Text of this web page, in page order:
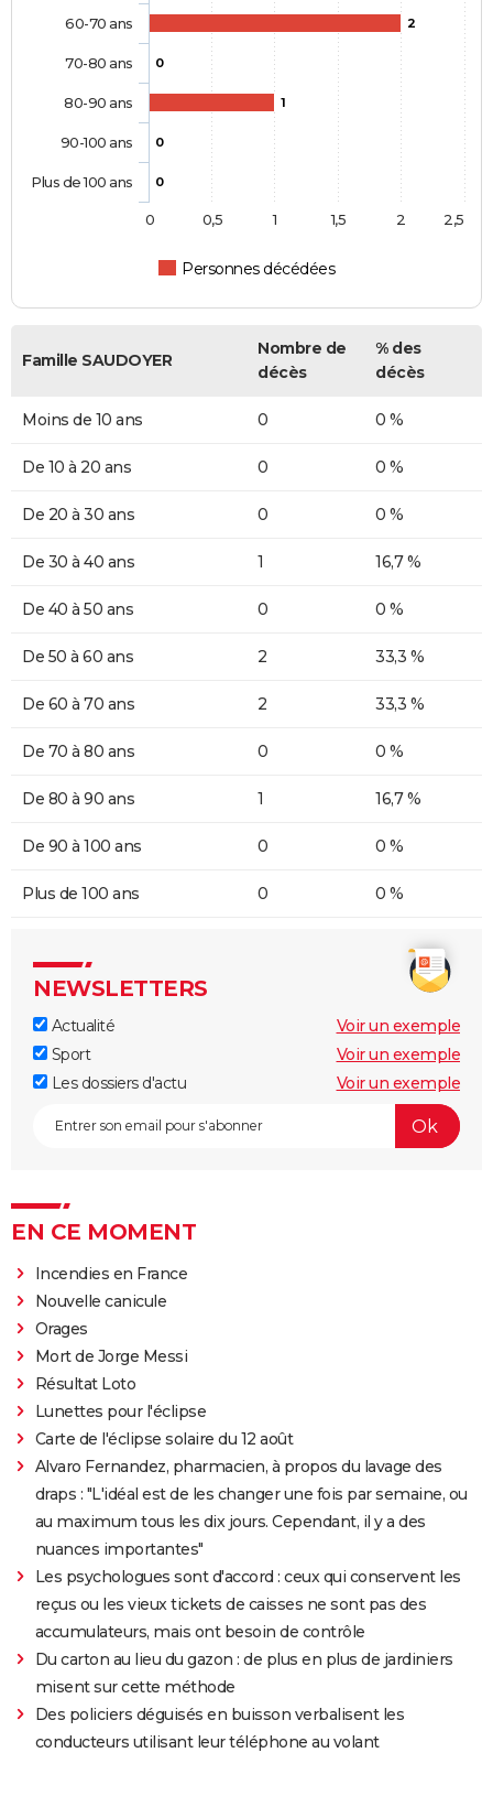
2
0
1
0
0
Personnes décédées
60-70 ans
70-80 ans
80-90 ans
90-100 ans
Plus de 100 ans
0 0,5 1 1,5 2 2,5
Famille SAUDOYER
Nombre de
décès
% des
décès
Moins de 10 ans 0 0 %
De 10 à 20 ans 0 0 %
De 20 à 30 ans 0 0 %
De 30 à 40 ans 1 16,7 %
De 40 à 50 ans 0 0 %
De 50 à 60 ans 2 33,3 %
De 60 à 70 ans 2 33,3 %
De 70 à 80 ans 0 0 %
De 80 à 90 ans 1 16,7 %
De 90 à 100 ans 0 0 %
Plus de 100 ans 0 0 %
NEWSLETTERS
Actualité
Voir un exemple
Sport
Voir un exemple
Les dossiers d'actu
Voir un exemple
EN CE MOMENT
Incendies en France
Nouvelle canicule
Orages
Mort de Jorge Messi
Résultat Loto
Lunettes pour l'éclipse
Carte de l'éclipse solaire du 12 août
Alvaro Fernandez, pharmacien, à propos du lavage des
draps : "L'idéal est de les changer une fois par semaine, ou
au maximum tous les dix jours. Cependant, il y a des
nuances importantes"
Les psychologues sont d'accord : ceux qui conservent les
reçus ou les vieux tickets de caisses ne sont pas des
accumulateurs, mais ont besoin de contrôle
Du carton au lieu du gazon : de plus en plus de jardiniers
misent sur cette méthode
Des policiers déguisés en buisson verbalisent les
conducteurs utilisant leur téléphone au volant